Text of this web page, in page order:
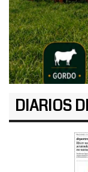
DIARIOS